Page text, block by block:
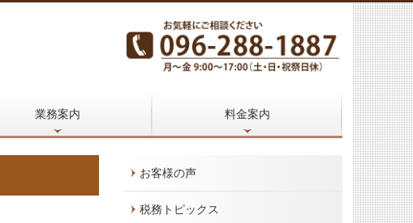
業務案内 料金案内
お客様の声
税務トピックス